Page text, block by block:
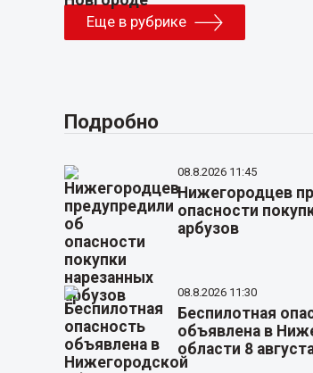
Еще в рубрике
Подробно
08.8.2026 11:45
Нижегородцев
опасности
арбузов
08.8.2026 11:30
Беспилотная
объявлена в
области 8